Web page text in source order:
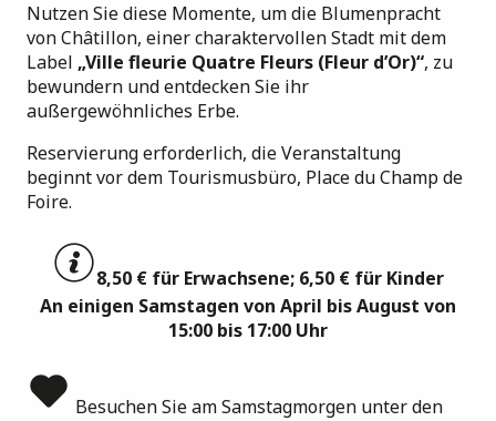
Nutzen Sie diese Momente, um die Blumenpracht
von Châtillon, einer charaktervollen Stadt mit dem
Label „Ville fleurie Quatre Fleurs (Fleur d’Or)“, zu
bewundern und entdecken Sie ihr
außergewöhnliches Erbe.
Reservierung erforderlich, die Veranstaltung
beginnt vor dem Tourismusbüro, Place du Champ de
Foire.
8,50 € für Erwachsene; 6,50 € für Kinder
An einigen Samstagen von April bis August von
15:00 bis 17:00 Uhr
Besuchen Sie am Samstagmorgen unter den